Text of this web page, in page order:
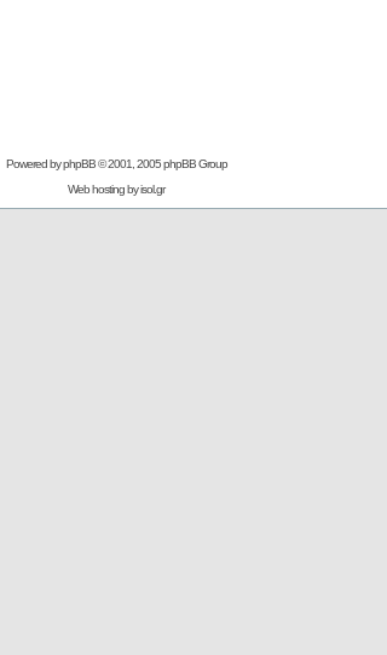
Powered byphpBB© 2001, 2005 phpBB Group
Web hosting byisol.gr